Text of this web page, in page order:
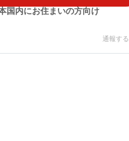
国内にお住まいの方向け
通報する